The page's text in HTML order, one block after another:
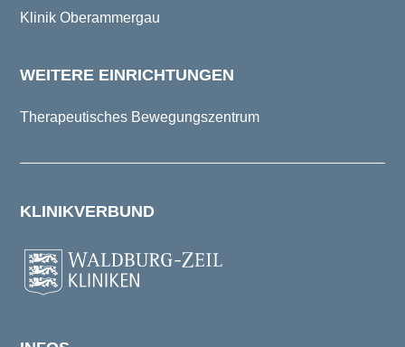
Klinik Oberammergau
WEITERE EINRICHTUNGEN
Therapeutisches Bewegungszentrum
KLINIKVERBUND